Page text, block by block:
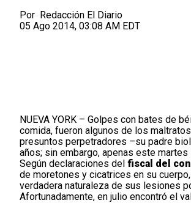
Por Redacción El Diario
05 Ago 2014, 03:08 AM EDT
NUEVA YORK – Golpes con bates de
comida, fueron algunos de los
presuntos perpetradores –su padre
años; sin embargo, apenas este
Según declaraciones del fiscal del
de moretones y cicatrices en su
verdadera naturaleza de sus lesiones
Afortunadamente, en julio encontró el